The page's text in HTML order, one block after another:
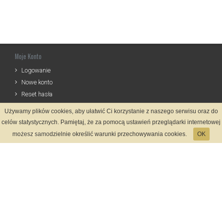
Moje Konto
Logowanie
Nowe konto
Reset hasła
Informacje
Regulamin
Używamy plików cookies, aby ułatwić Ci korzystanie z naszego serwisu oraz do
celów statystycznych. Pamiętaj, że za pomocą ustawień przeglądarki internetowej
możesz samodzielnie określić warunki przechowywania cookies.
OK